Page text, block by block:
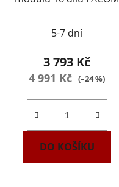
5-7 dní
3 793 Kč
4 991 Kč (–24 %)
DO KOŠÍKU